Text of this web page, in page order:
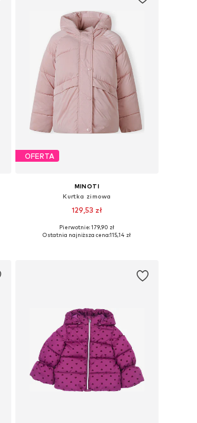
OFERTA
MINOTI
Kurtka zimowa
129,53 zł
Dostępne rozmiary: 86-92
Pierwotnie: 179,90 zł
Ostatnia najniższa cena:115,14 zł